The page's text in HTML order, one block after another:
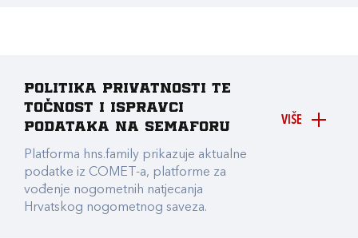
VIŠE
Politika privatnosti te
točnost i ispravci
podataka na Semaforu
Platforma hns.family prikazuje aktualne
podatke iz COMET-a, platforme za
vođenje nogometnih natjecanja
Hrvatskog nogometnog saveza.